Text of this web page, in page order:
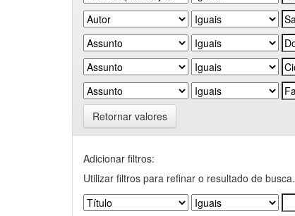
Retornar valores
Adicionar filtros:
Utilizar filtros para refinar o resultado de busca.